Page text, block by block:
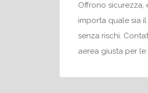
Offrono sicurezza,
importa quale sia
senza rischi.
aerea giusta per